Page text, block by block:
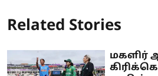
Related Stories
மகளிர்